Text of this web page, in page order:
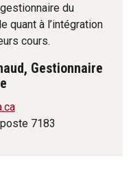
du
quant à l’intégration
cours.
Gestionnaire
7183